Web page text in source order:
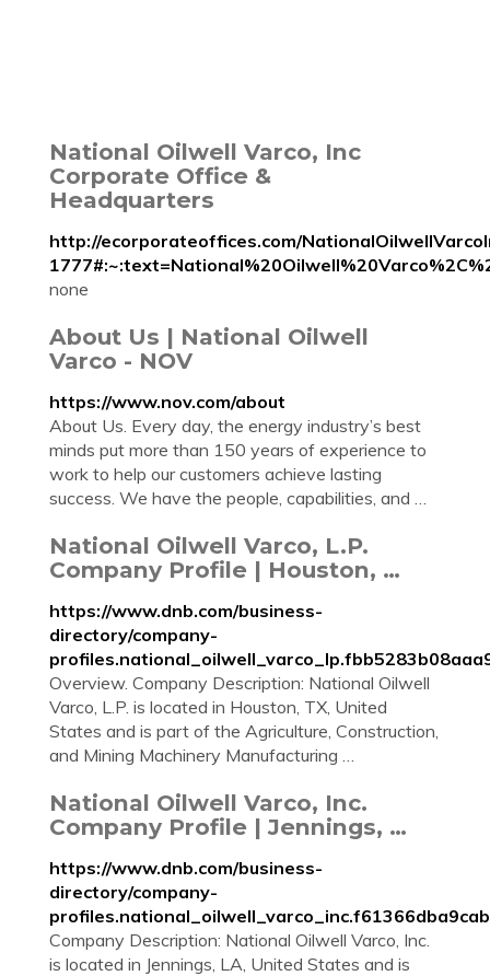
National Oilwell Varco, Inc
Corporate Office &
Headquarters
http://ecorporateoffices.com/
none
About Us | National Oilwell
Varco - NOV
https://www.nov.com/about
About Us. Every day, the energy industry’s best
minds put more than 150 years of experience to
work to help our customers achieve lasting
success. We have the people, capabilities, and …
National Oilwell Varco, L.P.
Company Profile | Houston, …
https://www.dnb.com/business-
directory/company-
Overview. Company Description: National Oilwell
Varco, L.P. is located in Houston, TX, United
States and is part of the Agriculture, Construction,
and Mining Machinery Manufacturing …
National Oilwell Varco, Inc.
Company Profile | Jennings, …
https://www.dnb.com/business-
directory/company-
Company Description: National Oilwell Varco, Inc.
is located in Jennings, LA, United States and is